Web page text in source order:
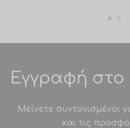
Εγγραφή στο
Μείνετε συντονισμένοι
και τις